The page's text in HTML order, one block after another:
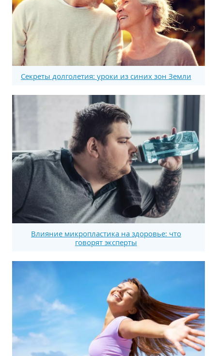
Секреты долголетия: уроки из синих зон Земли
Влияние микропластика на здоровье: что
говорят эксперты